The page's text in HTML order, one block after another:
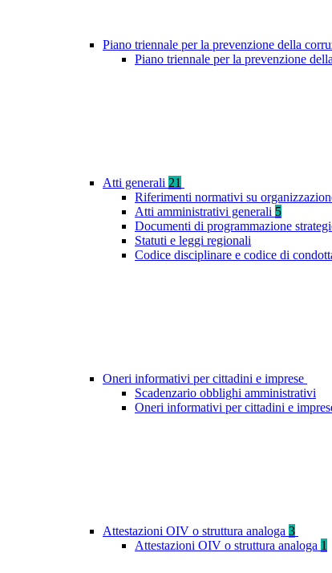
Piano triennale per la prevenzione della
Piano triennale per la prevenzione
Atti generali 21
Riferimenti normativi su
Atti amministrativi generali 5
Documenti di programmazione
Statuti e leggi regionali
Codice disciplinare e codice di
Oneri informativi per cittadini e imprese
Scadenzario obblighi amministrativi
Oneri informativi per cittadini e
Attestazioni OIV o struttura analoga 3
Attestazioni OIV o struttura analoga 1